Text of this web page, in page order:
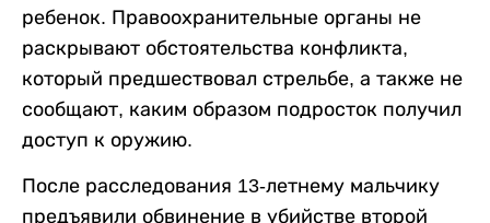
ребенок. Правоохранительные органы не
раскрывают обстоятельства конфликта,
который предшествовал стрельбе, а также не
сообщают, каким образом подросток получил
доступ к оружию.
После расследования 13-летнему мальчику
предъявили обвинение в убийстве второй